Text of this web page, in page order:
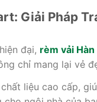
Giải Pháp
đại, rèm vải
chỉ mang lại vẻ
liệu cao cấp,